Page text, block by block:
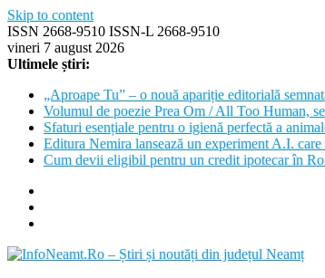
Skip to content
ISSN 2668-9510 ISSN-L 2668-9510
vineri 7 august 2026
Ultimele știri:
„Aproape Tu” – o nouă apariție editorială
Volumul de poezie Prea Om / All Too Human,
Sfaturi esențiale pentru o igienă perfectă a
Editura Nemira lansează un experiment A.I.
Cum devii eligibil pentru un credit ipotecar în